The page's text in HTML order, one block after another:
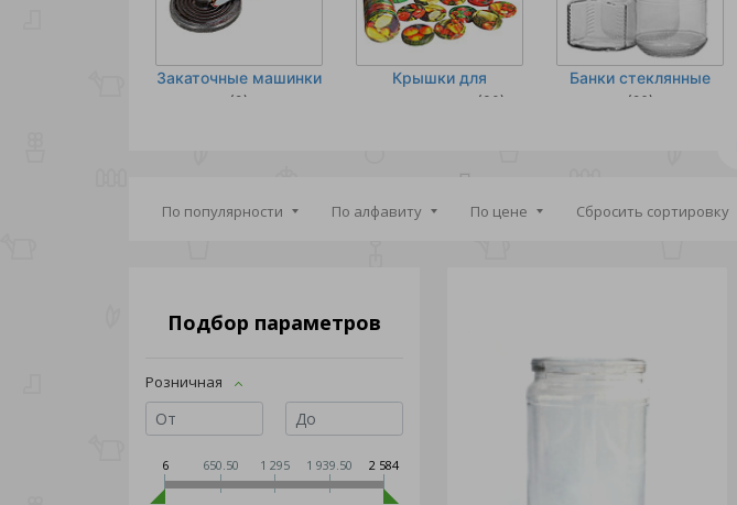
Закаточные машинки
(9)
Крышки для
(30)
Банки стеклянные
(26)
По популярности По алфавиту По цене Сбросить сортировку
Подбор параметров
Розничная
6 650.50 1 295 1 939.50 2 584